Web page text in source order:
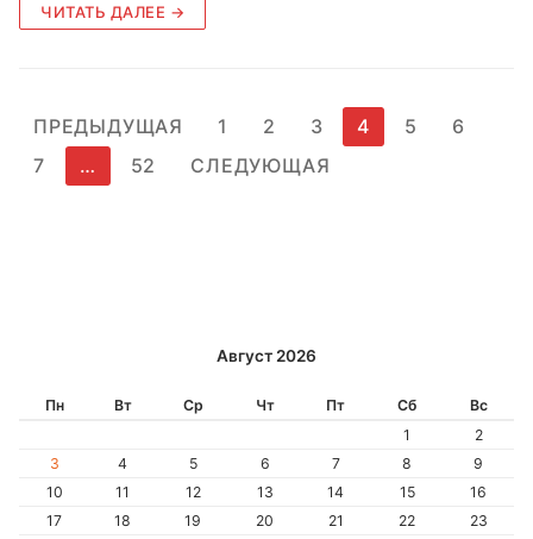
ЧИТАТЬ ДАЛЕЕ →
Пагинация
записей
ПРЕДЫДУЩАЯ 1 2 3 4 5
6
7
… 52 СЛЕДУЮЩАЯ
Август 2026
Пн Вт Ср Чт Пт Сб
Вс
1
2
3
4 5 6 7 8
9
10
11 12 13 14 15
16
17
18 19 20 21 22
23